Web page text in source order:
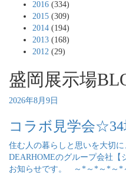
2016 (334)
2015 (309)
2014 (194)
2013 (168)
2012 (29)
盛岡展示場
2026年8月9日
コラボ見学会
住む人の暮らしと思いを大切
DEARHOMEのグループ会社【
お知らせです。 ～*～*～*～